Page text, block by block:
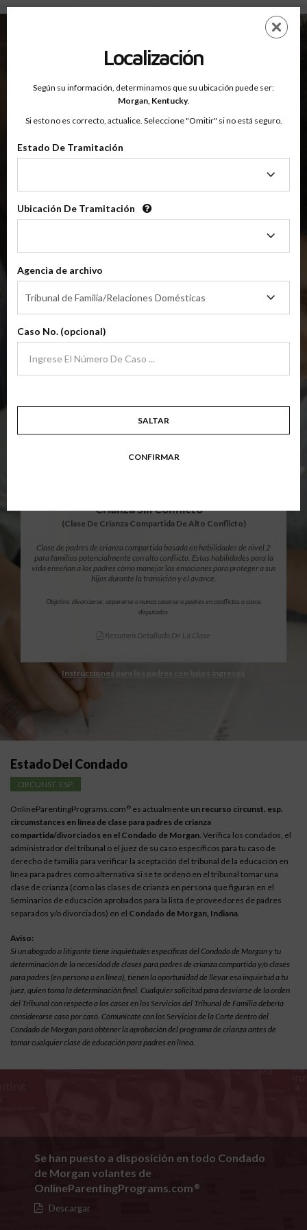
Condado De Morgan, Kentucky — Clases Para Padres En Línea
EN
OnlineParentingPrograms.com
Condado De Morgan, Kentucky
(Clase Básica De Crianza Compartida)
Clase de padres de crianza compartida básica de nivel 1 centrada en
familias en transición. Los padres aprenden habilidades para evitar errores
comunes en un esfuerzo por trabajar juntos como padres por el bien de los
niños.
$139.99
Crianza Sin Conflicto
(Clase De Crianza Compartida De Alto Conflicto)
Clase de padres de crianza compartida basada en habilidades de nivel 2
para familias potencialmente con alto conflicto. Estas habilidades para la
vida enseñan a los padres cómo manejar las emociones para proteger a sus
hijos durante la transición y el avance.
Objetivo: divorciarse, separarse o nunca casarse o padres en conflictos o casos
disputados.
Resumen Detallado De La Clase
Instrucciones para los padres con bajos ingresos
Estado Del Condado
CIRCUNST. ESP.
OnlineParentingPrograms.com ® es actualmente un recurso circunst. esp.
circumstances en línea de clase para padres de crianza
compartida/divorciados en el Condado de Morgan. Verifica los condados, el
administrador del tribunal o el juez de su caso específicos para tu caso de
derecho de familia para verificar la aceptación del tribunal de la educación en
línea para padres como alternativa si se te ordenó en el tribunal tomar una
clase de crianza (como las clases de crianza en persona que figuran en el
Seminarios de educación aprobados para la lista de proveedores de padres
separados y/o divorciados) en el Condado de Morgan, Indiana.
Aviso:
Si un abogado o litigante tiene inquietudes específicas del Condado de Morgan y tu
determinación de la necesidad de clases para padres de crianza compartida y/o clases
para padres (en persona o en línea), tienen la oportunidad de llevar esa inquietud a tu
juez, quien toma la determinación final. Cualquier solicitud para desviarse de la orden
del Tribunal con respecto a los casos en los Servicios del Tribunal de Familia debería
considerarse caso por caso. Comunícate con los Servicios de la Corte dentro del
Condado de Morgan para obtener la aprobación del programa de crianza antes de
tomar cualquier clase de educación para padres en línea.
Se han puesto a disposición en todo Condado
de Morgan volantes de
OnlineParentingPrograms.com ®
Descargar
Localización
Según su información, determinamos que su ubicación puede ser:
Morgan, Kentucky.
Si esto no es correcto, actualice. Seleccione "Omitir" si no está seguro.
Estado De Tramitación
Tramitación
Ubicación De Tramitación
Tramitación
Agencia de archivo
Tribunal de Familia/Relaciones Domésticas
de
archivo
Caso No. (opcional)
SALTAR
CONFIRMAR